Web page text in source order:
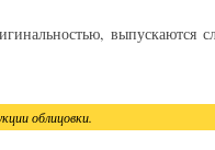
выпускаются
облицовки.